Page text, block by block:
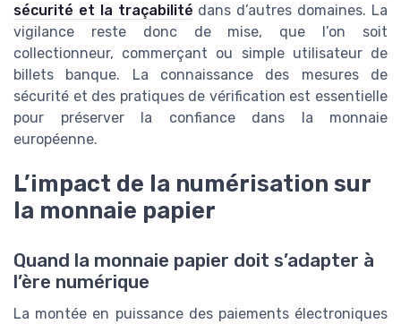
sécurité et la traçabilité dans d’autres domaines. La
vigilance reste donc de mise, que l’on soit
collectionneur, commerçant ou simple utilisateur de
billets banque. La connaissance des mesures de
sécurité et des pratiques de vérification est essentielle
pour préserver la confiance dans la monnaie
européenne.
L’impact de la numérisation sur
la monnaie papier
Quand la monnaie papier doit s’adapter à
l’ère numérique
La montée en puissance des paiements électroniques